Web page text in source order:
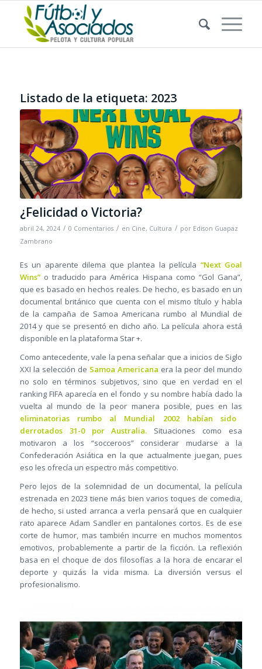
Listado de la etiqueta: 2023
¿Felicidad o Victoria?
abril 24, 2024 / 0 Comentarios / en Cine, Cultura / por Edison Guapaz
Zambrano
Es un aparente dilema que plantea la película “Next Goal
Wins”o traducido para América Hispana como “Gol Gana”,
que es basado en hechos reales. De hecho, es basado en un
documental británico que cuenta con el mismo título y habla
de la campaña de Samoa Americana rumbo al Mundial de
2014 y que se presentó en dicho año. La película ahora está
disponible en la plataforma Star +.
Como antecedente, vale la pena señalar que a inicios de Siglo
XXI la selección de Samoa Americana era la peor del mundo
no solo en términos subjetivos, sino que en verdad en el
ranking FIFA aparecía en el fondo y su nombre había dado la
vuelta al mundo de la peor manera posible, pues en las
eliminatorias rumbo al Mundial 2002 habían sido
derrotados 31-0 por Australia. Situaciones como esa
motivaron a los “socceroos” considerar mudarse a la
Confederación Asiática en la que actualmente juegan, pues
eso les ofrecía un espectro más competitivo.
Pero lejos de la solemnidad de un documental, la película
estrenada en 2023 tiene más bien varios toques de comedia,
de hecho, si usted arranca a verla pensará que en cualquier
rato aparece Adam Sandler en pantalones cortos. Es de ese
corte de humor, mas también incurre en muchos momentos
emotivos, probablemente a partir de la ficción. La reflexión
basa en el choque de dos filosofías a la hora de encarar el
deporte y quizás la vida misma. La diversión versus el
profesionalismo.